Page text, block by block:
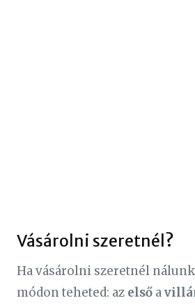
Vásárolni szeretnél?
Ha vásárolni szeretnél
módon teheted: az első a